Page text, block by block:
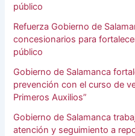
público
Refuerza Gobierno de
concesionarios para
público
Gobierno de Salamanca
prevención con el curso de
Primeros Auxilios”
Gobierno de Salamanca
atención y seguimiento a